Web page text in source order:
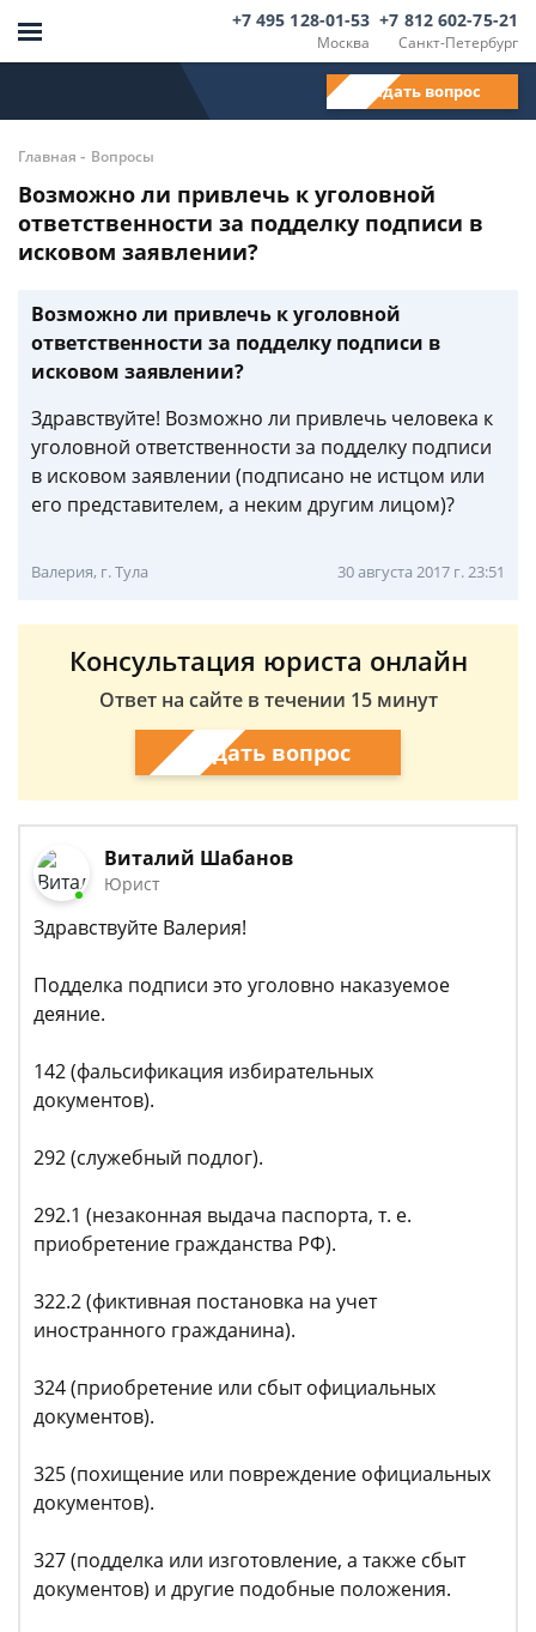
Москва
+7 495 128-01-53
Санкт-Петербург
+7 812 602-75-21
Задать вопрос
Главная - Вопросы
Возможно ли привлечь к уголовной
ответственности за подделку подписи в
исковом заявлении?
Возможно ли привлечь к уголовной
ответственности за подделку подписи в
исковом заявлении?
Здравствуйте! Возможно ли привлечь человека к
уголовной ответственности за подделку подписи
в исковом заявлении (подписано не истцом или
его представителем, а неким другим лицом)?
Валерия, г. Тула 30 августа 2017 г. 23:51
Консультация юриста онлайн
Ответ на сайте в течении 15 минут
Задать вопрос
Виталий Шабанов
Юрист
Здравствуйте Валерия!
Подделка подписи это уголовно наказуемое
деяние.
142 (фальсификация избирательных
документов).
292 (служебный подлог).
292.1 (незаконная выдача паспорта, т. е.
приобретение гражданства РФ).
322.2 (фиктивная постановка на учет
иностранного гражданина).
324 (приобретение или сбыт официальных
документов).
325 (похищение или повреждение официальных
документов).
327 (подделка или изготовление, а также сбыт
документов) и другие подобные положения.